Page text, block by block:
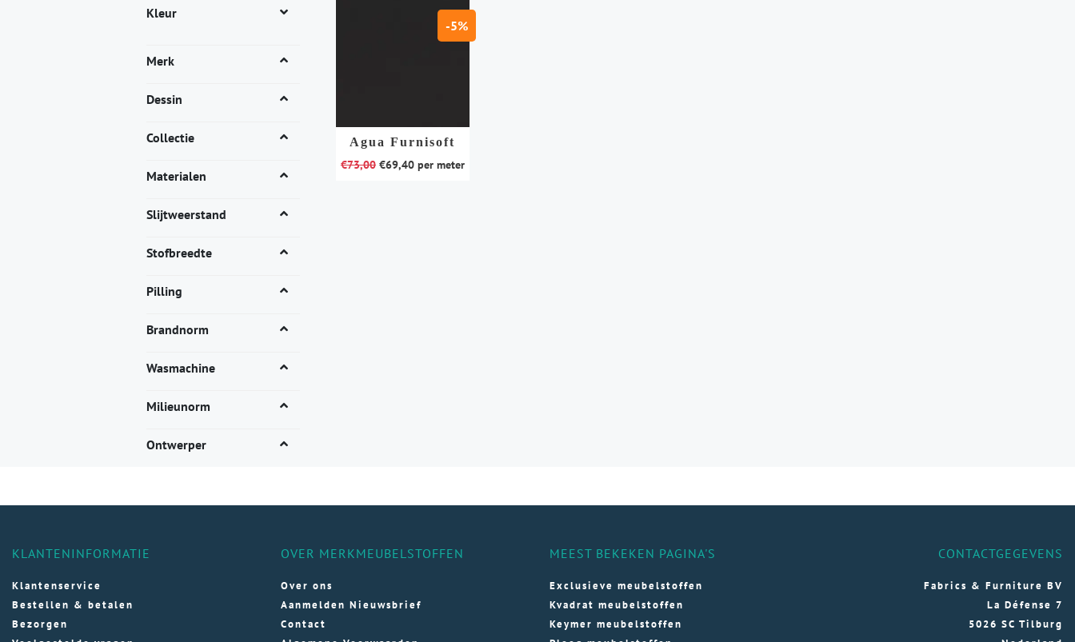
Kleur
Merk
Dessin
Collectie
Materialen
Slijtweerstand
Stofbreedte
Pilling
Brandnorm
Wasmachine
Milieunorm
Ontwerper
Agua Furnisoft
-5%
€73,00 €69,40per meter
KLANTENINFORMATIE
Klantenservice
Bestellen & betalen
Bezorgen
OVER MERKMEUBELSTOFFEN
Over ons
Aanmelden Nieuwsbrief
Contact
MEEST BEKEKEN PAGINA'S
Exclusieve meubelstoffen
Kvadrat meubelstoffen
Keymer meubelstoffen
CONTACTGEGEVENS
Fabrics & Furniture BV
La Défense 7
5026 SC Tilburg